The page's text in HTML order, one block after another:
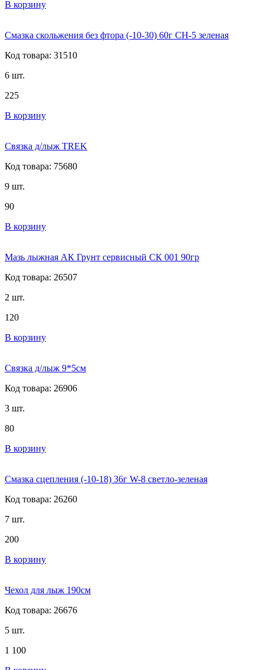
В корзину
Смазка скольжения без фтора (-10-30) 60г СН-5 зеленая
Код товара: 31510
6 шт.
225
В корзину
Связка д/лыж TREK
Код товара: 75680
9 шт.
90
В корзину
Мазь лыжная АК Грунт сервисный СК 001 90гр
Код товара: 26507
2 шт.
120
В корзину
Связка д/лыж 9*5см
Код товара: 26906
3 шт.
80
В корзину
Смазка сцепления (-10-18) 36г W-8 светло-зеленая
Код товара: 26260
7 шт.
200
В корзину
Чехол для лыж 190см
Код товара: 26676
5 шт.
1 100